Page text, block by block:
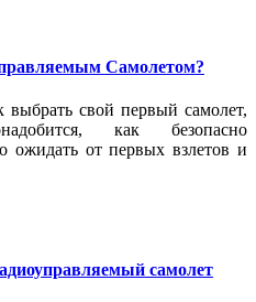
Самолетом?
свой первый самолет,
как безопасно
ожидать от первых взлетов и
самолет